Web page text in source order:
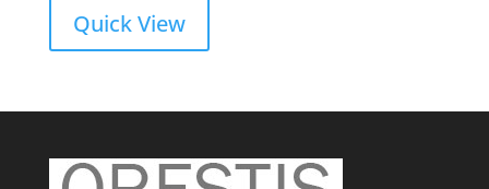
€1,00
through
Quick View